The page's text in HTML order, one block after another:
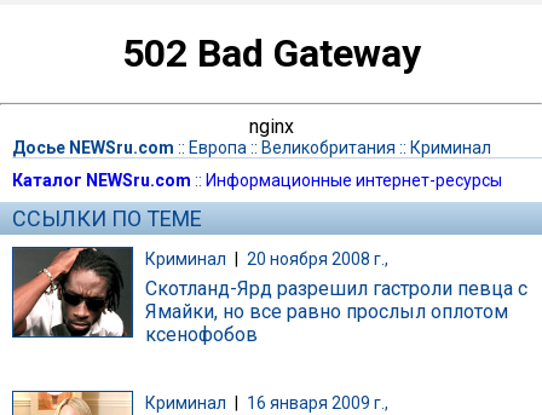
502 Bad Gateway
nginx
Досье NEWSru.com :: Европа :: Великобритания :: Криминал
Каталог NEWSru.com :: Информационные интернет-ресурсы
ССЫЛКИ ПО ТЕМЕ
Криминал 20 ноября 2008 г.,
Скотланд-Ярд разрешил гастроли певца с
Ямайки, но все равно прослыл оплотом
ксенофобов
Криминал 16 января 2009 г.,